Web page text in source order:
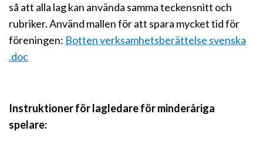
så att alla lag kan använda samma teckensnitt och
rubriker. Använd mallen för att spara mycket tid för
föreningen: Botten verksamhetsberättelse svenska
.doc
Instruktioner för lagledare för minderåriga
spelare: